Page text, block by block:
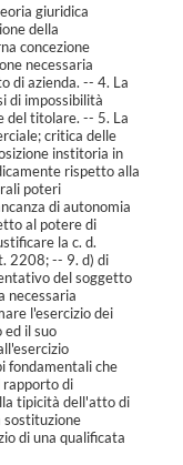
giuridica
della
concezione
necessaria
di azienda. -- 4. La
di impossibilità
del titolare. -- 5. La
critica delle
institoria in
rispetto alla
poteri
di autonomia
al potere di
la c. d.
2208; -- 9. d) di
del soggetto
necessaria
l'esercizio dei
il suo
fondamentali che
rapporto di
tipicità dell'atto di
sostituzione
di una qualificata